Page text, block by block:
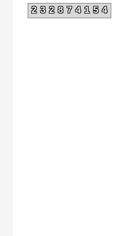
232874154